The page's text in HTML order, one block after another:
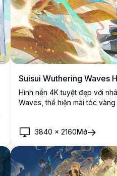
Suisui Wuthering Waves
Hình nền 4K tuyệt đẹp với
Waves, thể hiện mái tóc
ấn tượng.
3840 ×2160Mở